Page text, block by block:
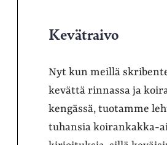
Kevätraivo
Nyt kun meillä
kevättä rinnassa ja
kengässä, tuotamme
tuhansia koirankakka-